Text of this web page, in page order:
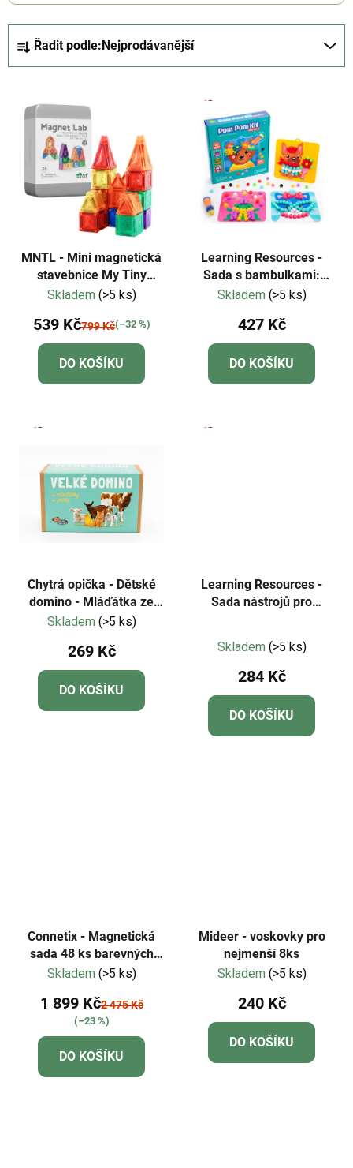
Řadit podle:Nejprodávanější
MNTL - Mini magnetická
stavebnice My Tiny
World- 56 ks
Skladem (>5 ks)
539 Kč799 Kč(–32 %)
DO KOŠÍKU
Learning Resources -
Sada s bambulkami:
Oblékání zvířat
Skladem (>5 ks)
427 Kč
DO KOŠÍKU
Chytrá opička - Dětské
domino - Mláďátka ze
statku a počty NOVÁ
Skladem (>5 ks)
269 Kč
DO KOŠÍKU
Learning Resources -
Sada nástrojů pro
Helping Hands - 4 ks
hodnocení
produktu
je
5,0
z
Skladem (>5 ks)
284 Kč
DO KOŠÍKU
Connetix - Magnetická
sada 48 ks barevných
portálů
Skladem (>5 ks)
1 899 Kč2 475 Kč
(–23 %)
DO KOŠÍKU
Mideer - voskovky pro
nejmenší 8ks
Skladem (>5 ks)
240 Kč
DO KOŠÍKU